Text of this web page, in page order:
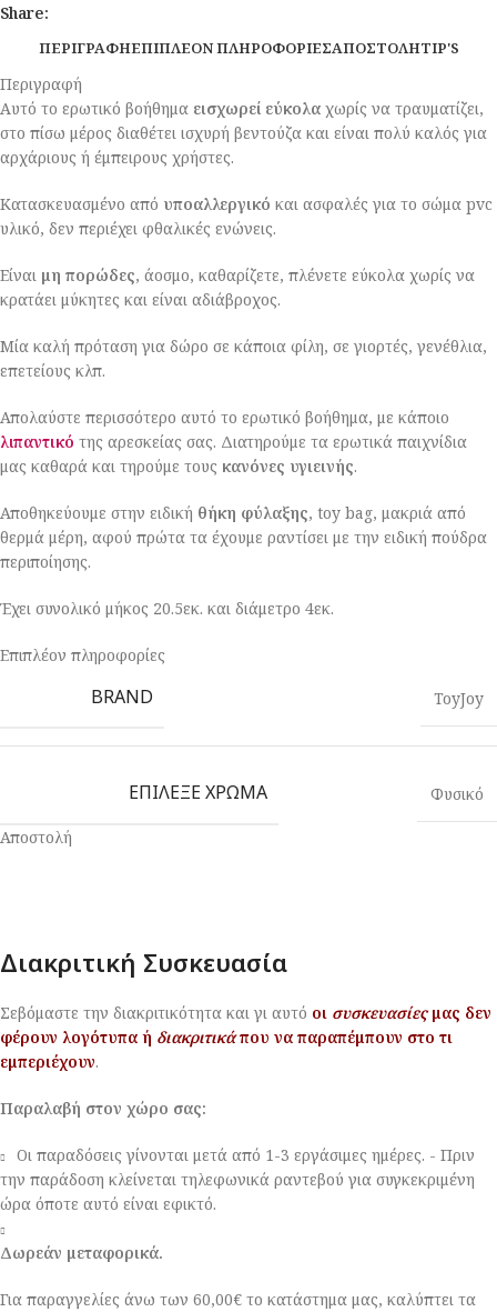
Share:
ΠΕΡΙΓΡΑΦΉΕΠΙΠΛΈΟΝ ΠΛΗΡΟΦΟΡΊΕΣΑΠΟΣΤΟΛΉTIP'S
Περιγραφή
Αυτό το ερωτικό βοήθημα εισχωρεί εύκολα χωρίς να τραυματίζει,
στο πίσω μέρος διαθέτει ισχυρή βεντούζα και είναι πολύ καλός για
αρχάριους ή έμπειρους χρήστες.
Κατασκευασμένο από υποαλλεργικό και ασφαλές για το σώμα pvc
υλικό, δεν περιέχει φθαλικές ενώνεις.
Είναι μη πορώδες, άοσμο, καθαρίζετε, πλένετε εύκολα χωρίς να
κρατάει μύκητες και είναι αδιάβροχος.
Μία καλή πρόταση για δώρο σε κάποια φίλη, σε γιορτές, γενέθλια,
επετείους κλπ.
Απολαύστε περισσότερο αυτό το ερωτικό βοήθημα, με κάποιο
λιπαντικό της αρεσκείας σας. Διατηρούμε τα ερωτικά παιχνίδια
μας καθαρά και τηρούμε τους κανόνες υγιεινής.
Αποθηκεύουμε στην ειδική θήκη φύλαξης, toy bag, μακριά από
θερμά μέρη, αφού πρώτα τα έχουμε ραντίσει με την ειδική πούδρα
περιποίησης.
Έχει συνολικό μήκος 20.5εκ. και διάμετρο 4εκ.
Επιπλέον πληροφορίες
BRAND ToyJoy
ΕΠΊΛΕΞΕ ΧΡΏΜΑ Φυσικό
Αποστολή
Διακριτική Συσκευασία
Σεβόμαστε την διακριτικότητα και γι αυτό οι συσκευασίεςμας δεν
φέρουν λογότυπα ή διακριτικάπου να παραπέμπουν στο τι
εμπεριέχουν.
Παραλαβή στον χώρο σας:
Οι παραδόσεις γίνονται μετά από 1-3 εργάσιμες ημέρες. - Πριν
την παράδοση κλείνεται τηλεφωνικά ραντεβού για συγκεκριμένη
ώρα όποτε αυτό είναι εφικτό.
Δωρεάν μεταφορικά.
Για παραγγελίες άνω των 60,00€ το κατάστημα μας, καλύπτει τα